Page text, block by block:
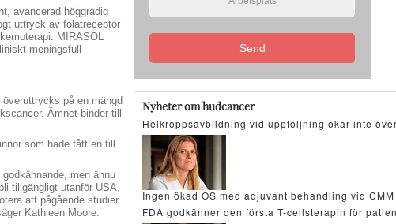
avancerad höggradig
uttryck av folatreceptor
MIRASOL
meningsfull
på en mängd
Ämnet binder till
som hade fått en till
men ännu
tillgängligt utanför USA,
att pågående studier
Kathleen Moore.
Send
Nyheter om hudcancer
Helkroppsavbildning vid uppföljning ökar inte
Ingen ökad OS med adjuvant behandling vid
FDA godkänner den första T-cellsterapin för